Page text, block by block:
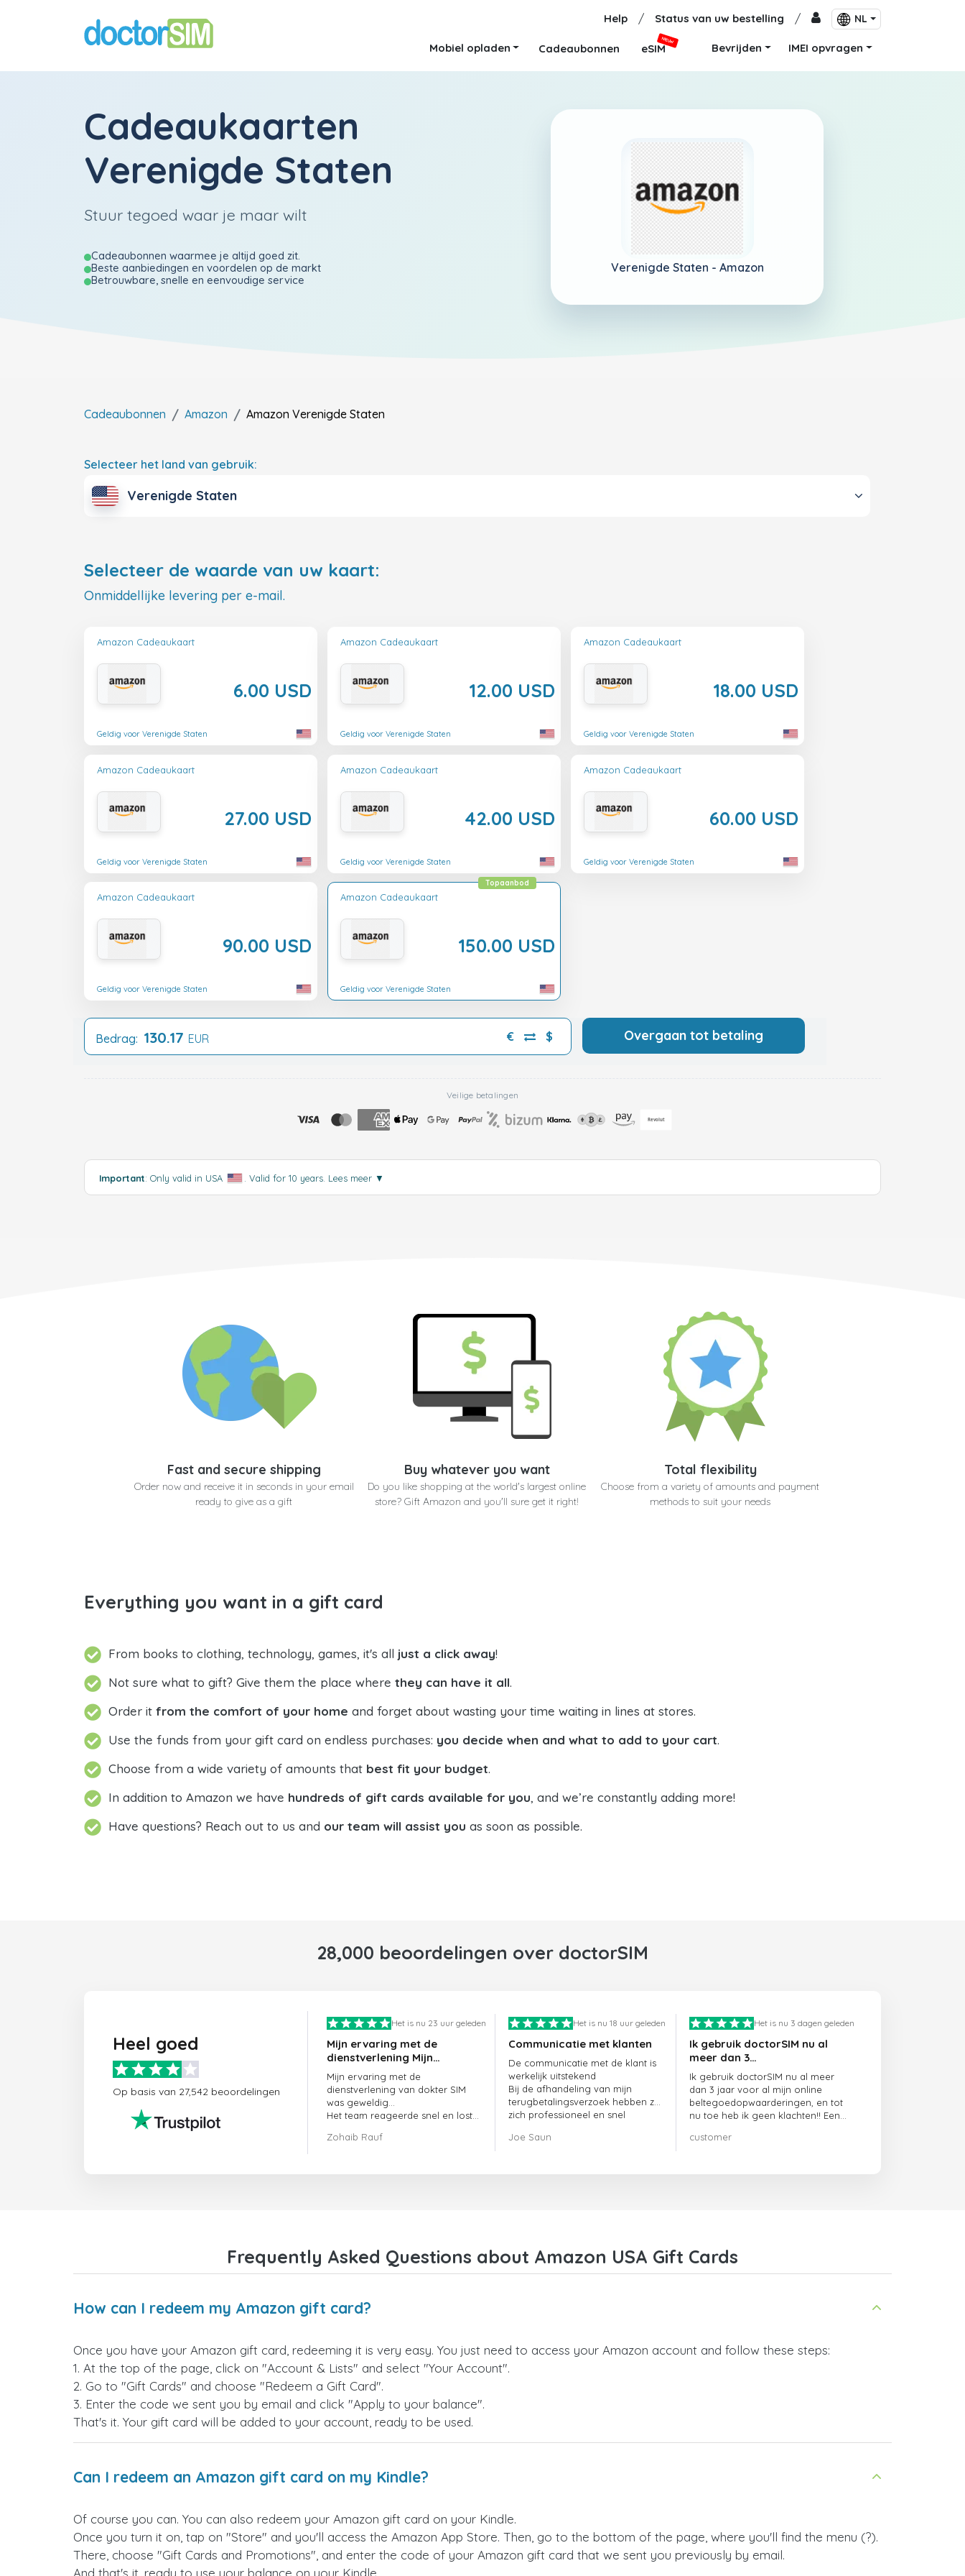
Help / Status van uw bestelling / NL
Mobiel opladen Cadeaubonnen eSIM
NIEUW
Bevrijden IMEI opvragen
Cadeaukaarten
Verenigde Staten
Stuur tegoed waar je maar wilt
Cadeaubonnen waarmee je altijd goed zit.
Beste aanbiedingen en voordelen op de markt
Betrouwbare, snelle en eenvoudige service
Verenigde Staten - Amazon
Cadeaubonnen Amazon Amazon Verenigde Staten
Selecteer het land van gebruik:
Verenigde Staten
Selecteer de waarde van uw kaart:
Onmiddellijke levering per e-mail.
Amazon Cadeaukaart
6.00 USD
Geldig voor Verenigde Staten
Amazon Cadeaukaart
12.00 USD
Geldig voor Verenigde Staten
Amazon Cadeaukaart
18.00 USD
Geldig voor Verenigde Staten
Amazon Cadeaukaart
27.00 USD
Geldig voor Verenigde Staten
Amazon Cadeaukaart
42.00 USD
Geldig voor Verenigde Staten
Amazon Cadeaukaart
60.00 USD
Geldig voor Verenigde Staten
Amazon Cadeaukaart
90.00 USD
Geldig voor Verenigde Staten
Amazon Cadeaukaart
150.00 USD
Topaanbod
Geldig voor Verenigde Staten
Bedrag: 130.17 EUR € $ Overgaan tot betaling
Veilige betalingen
Important: Only valid in USA . Valid for 10 years. Lees meer ▼
Fast and secure shipping
Order now and receive it in seconds in your email
ready to give as a gift
Buy whatever you want
Do you like shopping at the world's largest online
store? Gift Amazon and you'll sure get it right!
Total flexibility
Choose from a variety of amounts and payment
methods to suit your needs
Everything you want in a gift card
From books to clothing, technology, games, it's all just a click away!
Not sure what to gift? Give them the place where they can have it all.
Order it from the comfort of your home and forget about wasting your time waiting in lines at stores.
Use the funds from your gift card on endless purchases: you decide when and what to add to your cart.
Choose from a wide variety of amounts that best fit your budget.
In addition to Amazon we have hundreds of gift cards available for you, and we’re constantly adding more!
Have questions? Reach out to us and our team will assist you as soon as possible.
28,000 beoordelingen over doctorSIM
Heel goed
Op basis van 27,542 beoordelingen
Het is nu 23 uur geleden
Mijn ervaring met de
dienstverlening Mijn
ervaring met de
dienstverlening van
doctorSIM was geweldig.
Mijn ervaring met de
dienstverlening van dokter SIM
was geweldig...
Het team reageerde snel en loste
meteen op.
Zohaib Rauf
Het is nu 18 uur geleden
Communicatie met klanten
De communicatie met de klant is
werkelijk uitstekend
Bij de afhandeling van mijn
terugbetalingsverzoek hebben ze
zich professioneel en snel
opgelost
Joe Saun
Het is nu 3 dagen geleden
Ik gebruik doctorSIM nu al
meer dan 3…
Ik gebruik doctorSIM nu al meer
dan 3 jaar voor al mijn online
beltegoedopwaarderingen, en tot
nu toe heb ik geen klachten!! Een
customer
Frequently Asked Questions about Amazon USA Gift Cards
How can I redeem my Amazon gift card?
Once you have your Amazon gift card, redeeming it is very easy. You just need to access your Amazon account and follow these steps:
1. At the top of the page, click on "Account & Lists" and select "Your Account".
2. Go to "Gift Cards" and choose "Redeem a Gift Card".
3. Enter the code we sent you by email and click "Apply to your balance".
That's it. Your gift card will be added to your account, ready to be used.
Can I redeem an Amazon gift card on my Kindle?
Of course you can. You can also redeem your Amazon gift card on your Kindle.
Once you turn it on, tap on "Store" and you'll access the Amazon App Store. Then, go to the bottom of the page, where you'll find the menu (?).
There, choose "Gift Cards and Promotions", and enter the code of your Amazon gift card that we sent you previously by email.
And that's it, ready to use your balance on your Kindle.